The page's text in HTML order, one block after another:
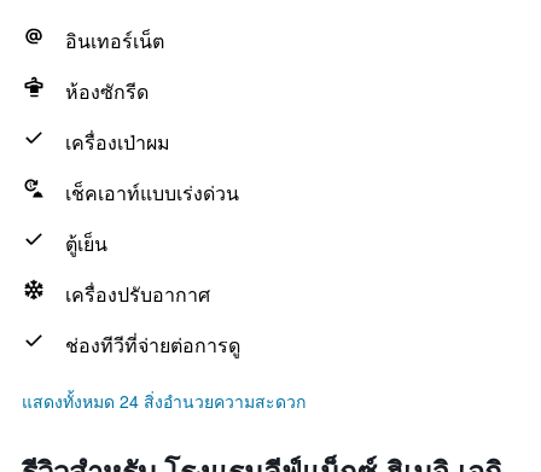
อินเทอร์เน็ต
ห้องซักรีด
เครื่องเป่าผม
เช็คเอาท์แบบเร่งด่วน
ตู้เย็น
เครื่องปรับอากาศ
ช่องทีวีที่จ่ายต่อการดู
แสดงทั้งหมด 24 สิ่งอำนวยความสะดวก